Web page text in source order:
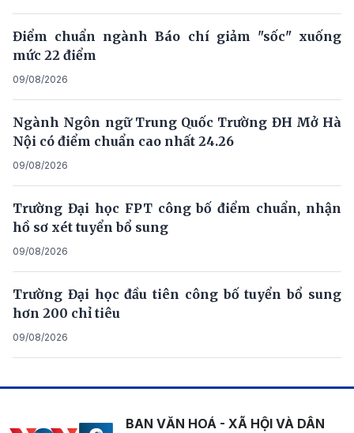
Điểm chuẩn ngành Báo chí giảm "sốc" xuống
mức 22 điểm
09/08/2026
Ngành Ngôn ngữ Trung Quốc Trường ĐH Mở Hà
Nội có điểm chuẩn cao nhất 24.26
09/08/2026
Trường Đại học FPT công bố điểm chuẩn, nhận
hồ sơ xét tuyển bổ sung
09/08/2026
Trường Đại học đầu tiên công bố tuyển bổ sung
hơn 200 chỉ tiêu
09/08/2026
BAN VĂN HOÁ - XÃ HỘI VÀ DÂN